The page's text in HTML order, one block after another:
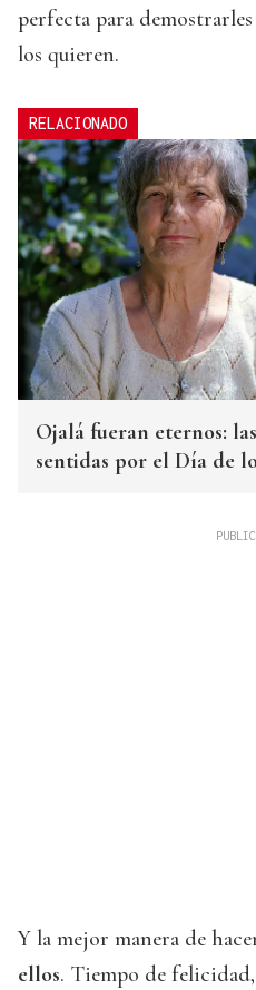
perfecta para
los quieren.
RELACIONADO
Ojalá fueran eternos:
sentidas por el Día de
Y la mejor manera de
ellos. Tiempo de